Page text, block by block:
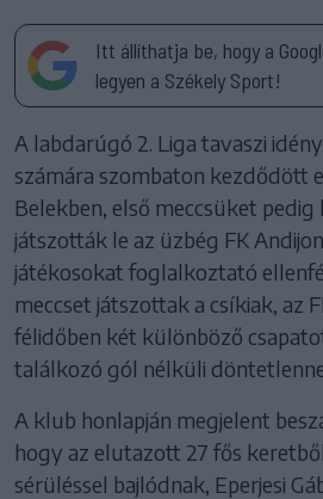
Itt állíthatja be, hogy a
legyen a Székely Sport!
A labdarúgó 2. Liga tavaszi
számára szombaton kezdődött
Belekben, első meccsüket
játszották le az üzbég FK
játékosokat foglalkoztató
meccset játszottak a csíkiak, az
félidőben két különböző
találkozó gól nélküli
A klub honlapján megjelent
hogy az elutazott 27 fős
sérüléssel bajlódnak, Eperjesi